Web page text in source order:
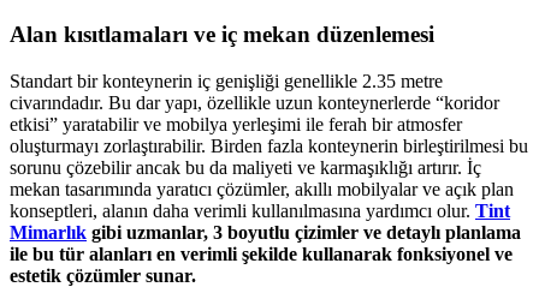
Alan kısıtlamaları ve iç mekan düzenlemesi
Standart bir konteynerin iç genişliği genellikle 2.35 metre
civarındadır. Bu dar yapı, özellikle uzun konteynerlerde “koridor
etkisi” yaratabilir ve mobilya yerleşimi ile ferah bir atmosfer
oluşturmayı zorlaştırabilir. Birden fazla konteynerin birleştirilmesi bu
sorunu çözebilir ancak bu da maliyeti ve karmaşıklığı artırır. İç
mekan tasarımında yaratıcı çözümler, akıllı mobilyalar ve açık plan
konseptleri, alanın daha verimli kullanılmasına yardımcı olur. Tint
Mimarlık gibi uzmanlar, 3 boyutlu çizimler ve detaylı planlama
ile bu tür alanları en verimli şekilde kullanarak fonksiyonel ve
estetik çözümler sunar.